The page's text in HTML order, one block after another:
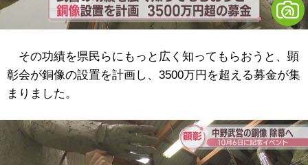
その功績を県民らにもっと広く知ってもらおうと、顕
彰会が銅像の設置を計画し、3500万円を超える募金が集
まりました。